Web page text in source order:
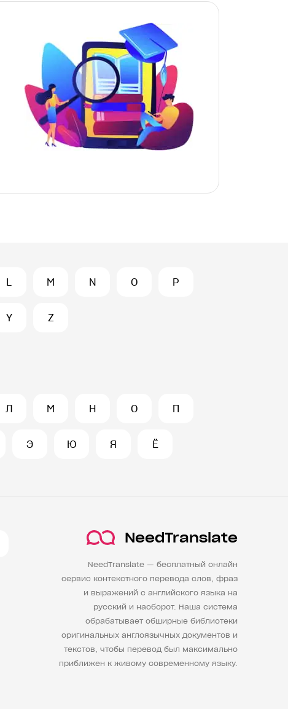
L M N O P
Y Z
Л М Н О П
Э Ю Я Ё
NeedTranslate
NeedTranslate — бесплатный онлайн
сервис контекстного перевода слов, фраз
и выражений с английского языка на
русский и наоборот. Наша система
обрабатывает обширные библиотеки
оригинальных англоязычных документов и
текстов, чтобы перевод был максимально
приближен к живому современному языку.